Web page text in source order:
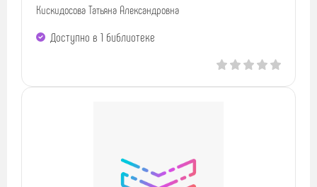
Кискидосова Татьяна Александровна
Доступно в 1 библиотекe